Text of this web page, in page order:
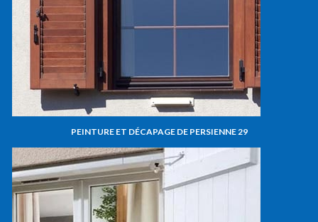
PEINTURE ET DÉCAPAGE DE PERSIENNE 29